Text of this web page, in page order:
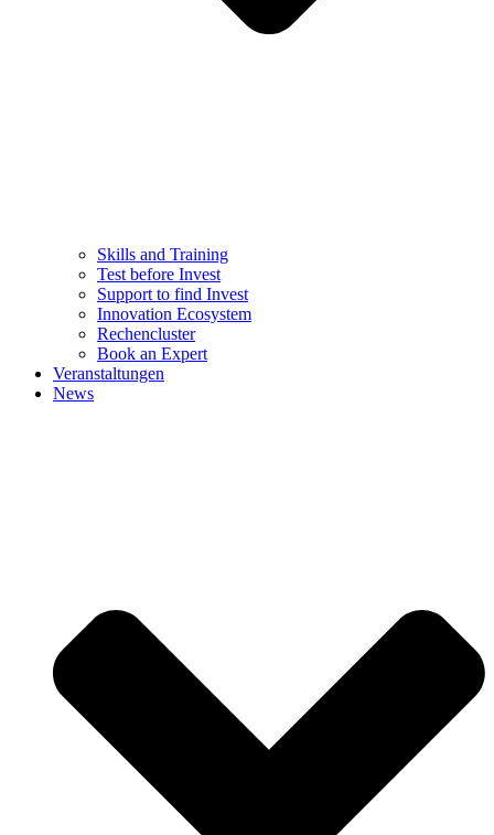
Skills and Training
Test before Invest
Support to find Invest
Innovation Ecosystem
Rechencluster​
Book an Expert
Veranstaltungen
News